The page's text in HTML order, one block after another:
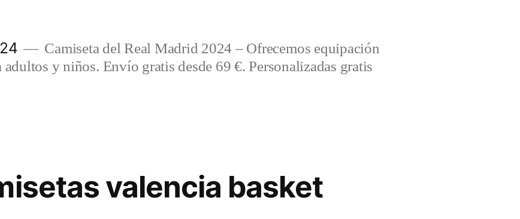
Camiseta del Real Madrid 2024 – Ofrecemos equipación
y niños. Envío gratis desde 69 €. Personalizadas gratis
valencia basket